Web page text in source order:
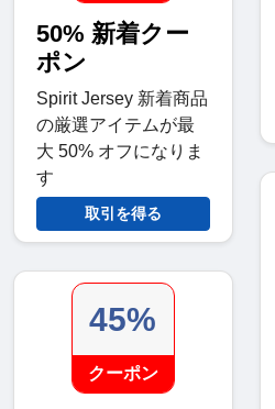
50% 新着クー
ポン
Spirit Jersey 新着商品
の厳選アイテムが最
大 50% オフになりま
す
取引を得る
45%
クーポン